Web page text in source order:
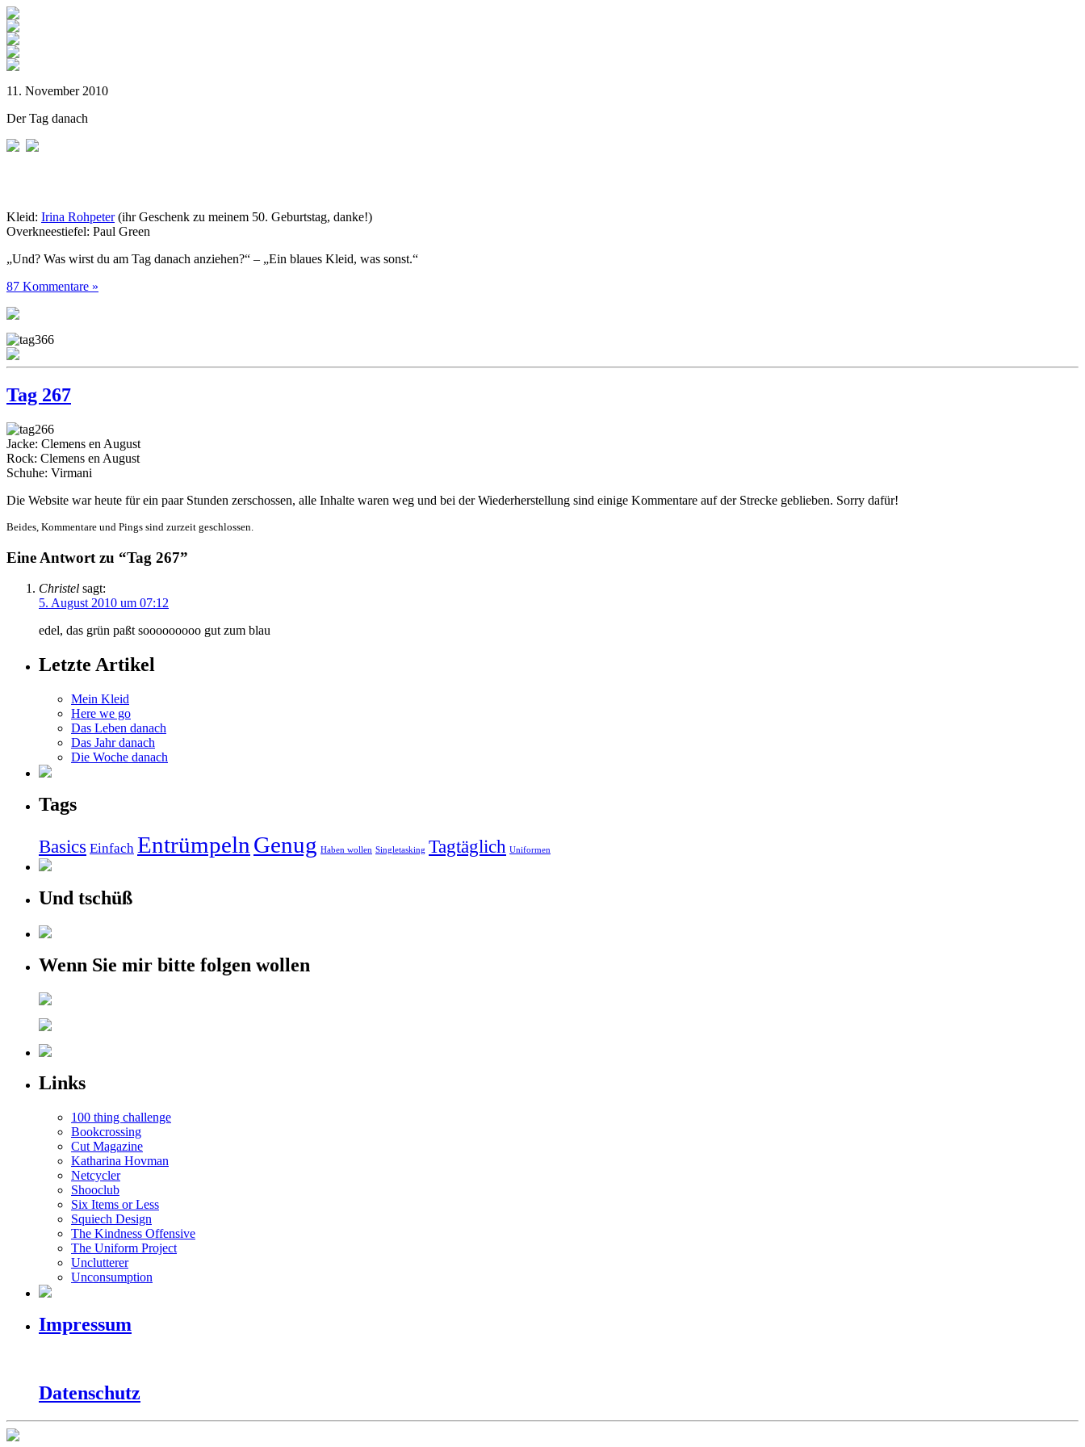
11. November 2010
Der Tag danach
Kleid: Irina Rohpeter(ihr Geschenk zu meinem 50. Geburtstag, danke!)
Overkneestiefel: Paul Green
„Und? Was wirst du am Tag danach anziehen?“ – „Ein blaues Kleid, was sonst.“
87 Kommentare »
Tag 267
Jacke: Clemens en August
Rock: Clemens en August
Schuhe: Virmani
Die Website war heute für ein paar Stunden zerschossen, alle Inhalte waren weg und bei der Wiederherstellung sind einige Kommentare auf der Strecke geblieben. Sorry dafür!
Beides, Kommentare und Pings sind zurzeit geschlossen.
Eine Antwort zu “Tag 267”
Christel sagt:
5. August 2010 um 07:12
edel, das grün paßt sooooooooo gut zum blau
Letzte Artikel
Mein Kleid
Here we go
Das Leben danach
Das Jahr danach
Die Woche danach
Tags
Basics Einfach Entrümpeln Genug Haben wollen Singletasking Tagtäglich Uniformen
Und tschüß
Wenn Sie mir bitte folgen wollen
Links
100 thing challenge
Bookcrossing
Cut Magazine
Katharina Hovman
Netcycler
Shooclub
Six Items or Less
Squiech Design
The Kindness Offensive
The Uniform Project
Unclutterer
Unconsumption
Impressum
Datenschutz